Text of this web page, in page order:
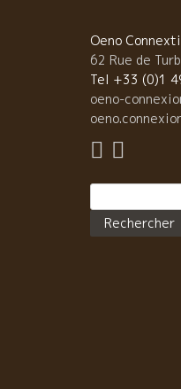
KENZOさんが
にも、フランス
など映画俳優や
入りしていた名
大野さん。思い
和の味を追究し
いる。 東京都
4120 日本滞在
Oeno
62 Rue de
Tel +33 (0)1
oeno-